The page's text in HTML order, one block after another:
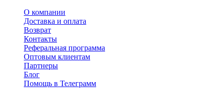
О компании
Доставка и оплата
Возврат
Контакты
Реферальная программа
Оптовым клиентам
Партнеры
Блог
Помощь в Телеграмм